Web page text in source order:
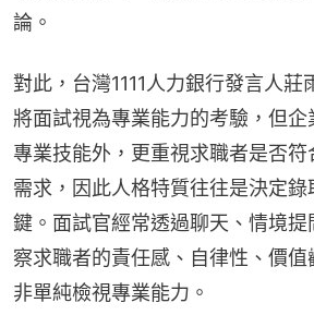
論。
對此，台灣1111人力銀行發言人莊
將面試視為專業能力的考驗，但
專業技能外，更重視求職者是否
需求，因此人格特質往往是決定錄
鍵。面試官經常透過聊天、情境
察求職者的責任感、自律性、價
非單純檢視專業能力。